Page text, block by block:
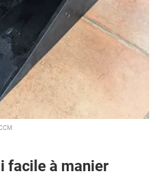
facile à manier